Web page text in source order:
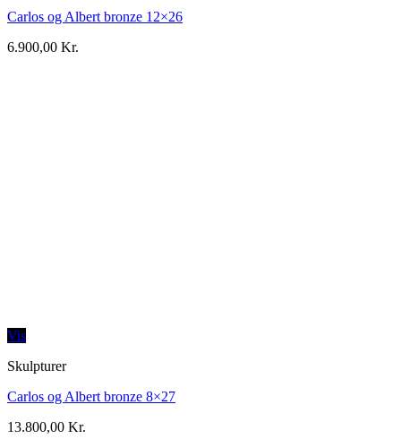
Carlos og Albert bronze 12×26
6.900,00 Kr.
Vis
Skulpturer
Carlos og Albert bronze 8×27
13.800,00 Kr.